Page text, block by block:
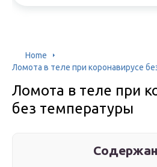
Home
Ломота в теле при коронавирусе
Ломота в теле при
без температуры